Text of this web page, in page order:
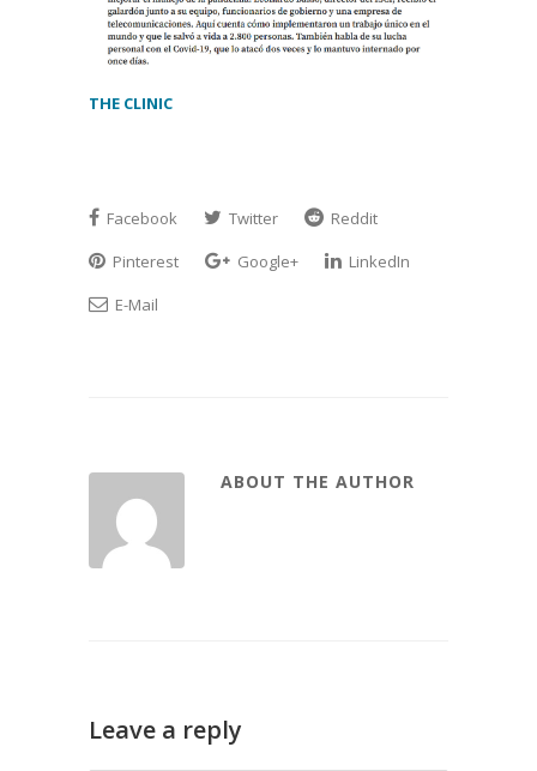
THE CLINIC
Facebook Twitter
Reddit
Pinterest
Google+
LinkedIn
E-Mail
ABOUT THE AUTHOR
Leave a reply